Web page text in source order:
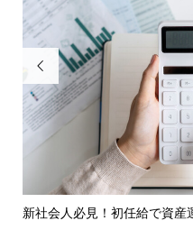

新社会人必見！初任給で資産